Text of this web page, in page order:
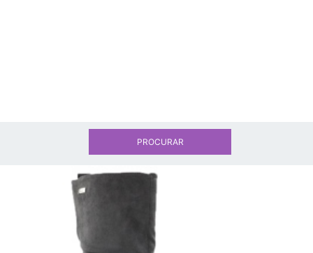
PROCURAR